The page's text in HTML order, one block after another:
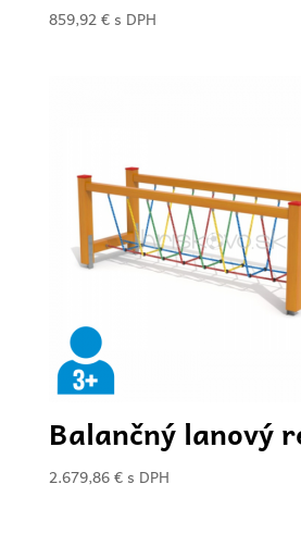
859,92€ s DPH
Balančný lanový
2.679,86€ s DPH